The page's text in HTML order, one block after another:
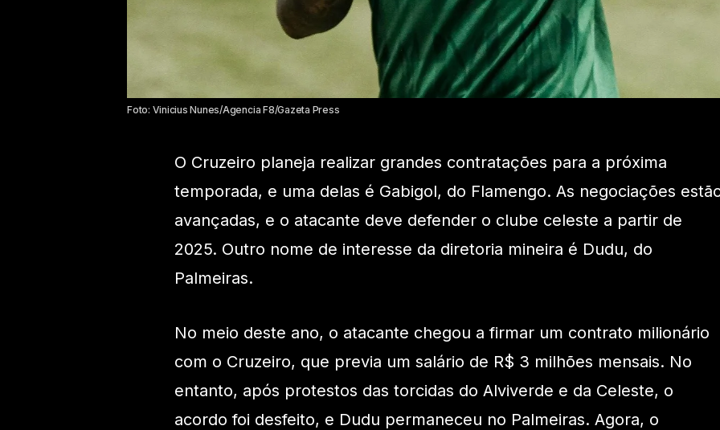
Foto: Vinicius Nunes/Agencia F8/Gazeta Press
O Cruzeiro planeja realizar grandes contratações para a próxima
temporada, e uma delas é Gabigol, do Flamengo. As negociações
avançadas, e o atacante deve defender o clube celeste a partir de
2025. Outro nome de interesse da diretoria mineira é Dudu, do
Palmeiras.
No meio deste ano, o atacante chegou a firmar um contrato milionário
com o Cruzeiro, que previa um salário de R$ 3 milhões mensais. No
entanto, após protestos das torcidas do Alviverde e da Celeste, o
acordo foi desfeito, e Dudu permaneceu no Palmeiras. Agora, o